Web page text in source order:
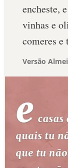
encheste,
vinhas e
comeres e
Versão